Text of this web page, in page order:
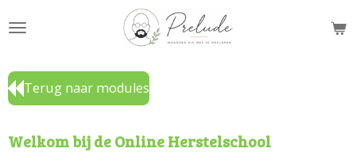
direct
de
hoofdinhoud
Terug naar modules
Welkom bij de Online Herstelschool